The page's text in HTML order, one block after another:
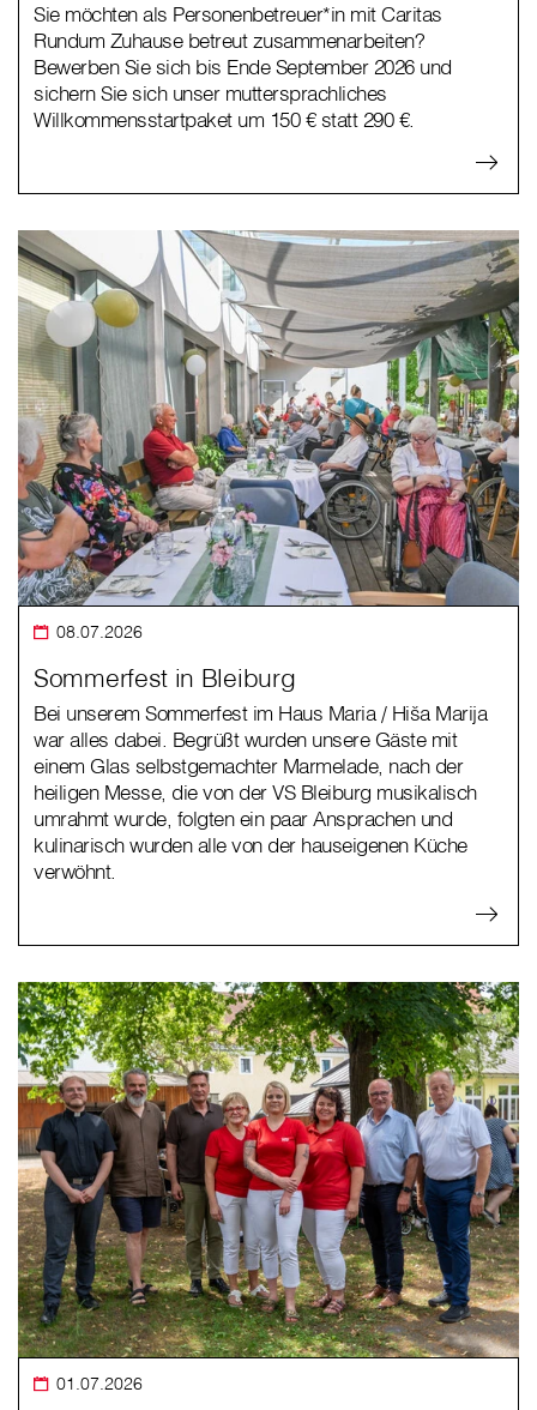
Sie möchten als Personenbetreuer*in mit Caritas
Rundum Zuhause betreut zusammenarbeiten?
Bewerben Sie sich bis Ende September 2026 und
sichern Sie sich unser muttersprachliches
Willkommensstartpaket um 150 € statt 290 €.
08.07.2026
Sommerfest in Bleiburg
Bei unserem Sommerfest im Haus Maria / Hiša Marija
war alles dabei. Begrüßt wurden unsere Gäste mit
einem Glas selbstgemachter Marmelade, nach der
heiligen Messe, die von der VS Bleiburg musikalisch
umrahmt wurde, folgten ein paar Ansprachen und
kulinarisch wurden alle von der hauseigenen Küche
verwöhnt.
01.07.2026